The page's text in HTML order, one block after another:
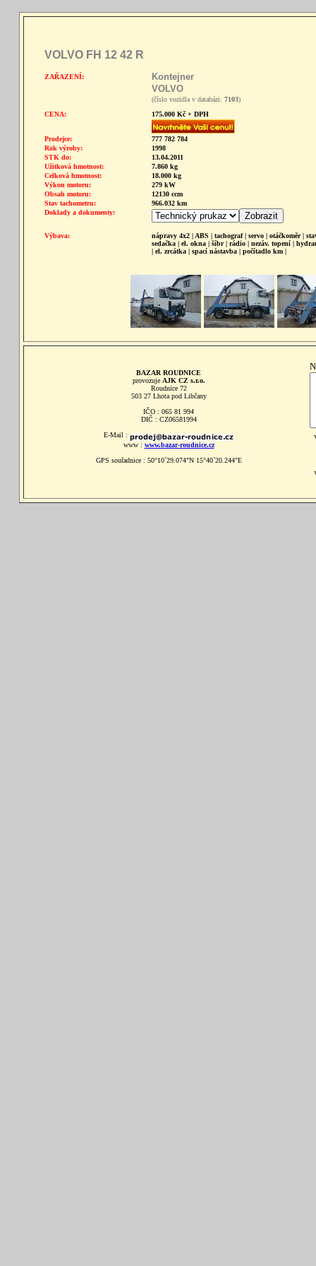
VOLVO FH 12 42 R
ZAŘAZENÍ:
Kontejner
VOLVO
(číslo vozidla v databázi: 7103)
CENA:
175.000 Kč + DPH
Prodejce:
777 782 784
Rok výroby:
1998
STK do:
13.04.2011
Užitková hmotnost:
7.860 kg
Celková hmotnost:
18.000 kg
Výkon motoru:
279 kW
Obsah motoru:
12130 ccm
Stav tachometru:
966.032 km
Doklady a dokumenty:
Výbava:
nápravy 4x2 | ABS | tachograf | servo | otáčkoměr |
sedačka | el. okna | šíbr | rádio | nezáv. topení |
| el. zrcátka | spací nástavba | počítadlo km |
BAZAR ROUDNICE
provozuje AJK CZ s.r.o.
Roudnice 72
503 27 Lhota pod Libčany
IČO : 065 81 994
DIČ : CZ06581994
E-Mail :
www : www.bazar-roudnice.cz
GPS souřadnice : 50°10´29.074"N 15°40´20.244"E